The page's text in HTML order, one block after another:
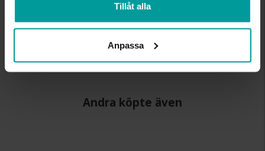
Tillåt alla
Anpassa
45,0+3,0
VARUMÄRKE
Albrekts Guld
Kubisk zirkonia
Andra köpte även